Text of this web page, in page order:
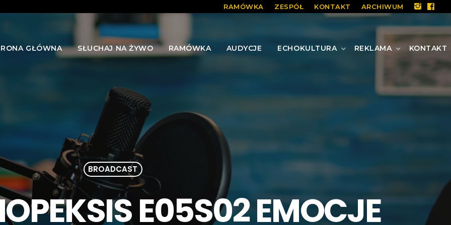
RAMÓWKA ZESPÓŁ KONTAKT ARCHIWUM
GŁÓWNA SŁUCHAJ NA ŻYWO RAMÓWKA AUDYCJE ECHOKULTURA REKLAMA KONTAKT
BROADCAST
E05S02 EMOCJE